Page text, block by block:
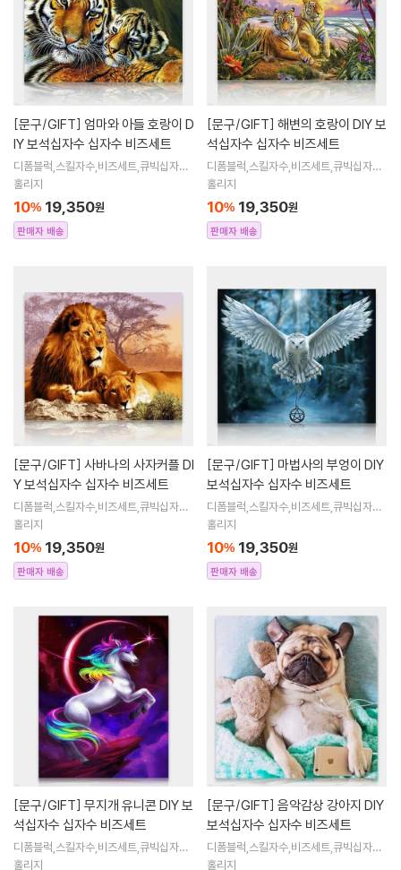
[문구/GIFT]
IY 보석십자수 십자수 비즈세트
디폼블럭,스킬자수,비즈세트,큐빅십자수,
큐빅비즈,보석십자수액자,어린이보석십
수해바라
홀리지
10% 19,350원
판매자 배송
[문구/GIFT]
석십자수 십자수 비즈세트
디폼블럭,스킬자수,비즈세트,큐빅십자수,
큐빅비즈,보석십자수액자,어린이보석십
수해바라
홀리지
10% 19,350원
판매자 배송
[문구/GIFT]
Y 보석십자수 십자수 비즈세트
디폼블럭,스킬자수,비즈세트,큐빅십자수,
큐빅비즈,보석십자수액자,어린이보석십
수해바라
홀리지
10% 19,350원
판매자 배송
[문구/GIFT]
보석십자수 십자수 비즈세트
디폼블럭,스킬자수,비즈세트,큐빅십자수,
큐빅비즈,보석십자수액자,어린이보석십
수해바라
홀리지
10% 19,350원
판매자 배송
[문구/GIFT]
석십자수 십자수 비즈세트
디폼블럭,스킬자수,비즈세트,큐빅십자수,
큐빅비즈,보석십자수액자,어린이보석십
홀리지
[문구/GIFT]
보석십자수 십자수 비즈세트
디폼블럭,스킬자수,비즈세트,큐빅십자수,
큐빅비즈,보석십자수액자,어린이보석십
홀리지